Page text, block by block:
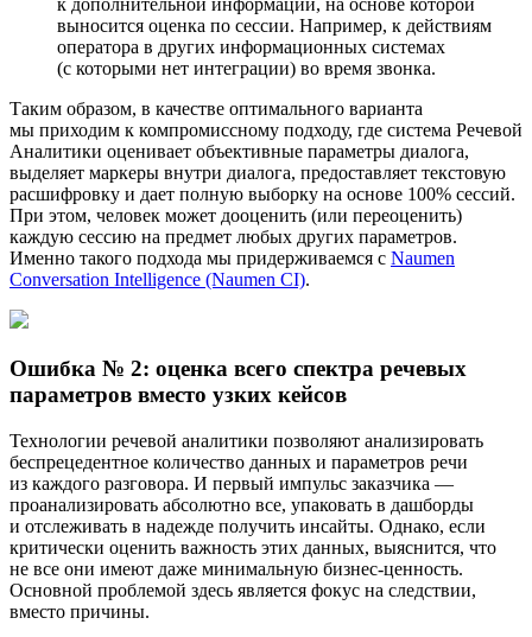
к дополнительной информации, на основе которой
выносится оценка по сессии. Например, к действиям
оператора в других информационных системах
(с которыми нет интеграции) во время звонка.
Таким образом, в качестве оптимального варианта
мы приходим к компромиссному подходу, где система Речевой
Аналитики оценивает объективные параметры диалога,
выделяет маркеры внутри диалога, предоставляет текстовую
расшифровку и дает полную выборку на основе 100% сессий.
При этом, человек может дооценить (или переоценить)
каждую сессию на предмет любых других параметров.
Именно такого подхода мы придерживаемся с Naumen
Conversation Intelligence (Naumen CI).
Ошибка № 2: оценка всего спектра речевых
параметров вместо узких кейсов
Технологии речевой аналитики позволяют анализировать
беспрецедентное количество данных и параметров речи
из каждого разговора. И первый импульс заказчика —
проанализировать абсолютно все, упаковать в дашборды
и отслеживать в надежде получить инсайты. Однако, если
критически оценить важность этих данных, выяснится, что
не все они имеют даже минимальную бизнес-ценность.
Основной проблемой здесь является фокус на следствии,
вместо причины.